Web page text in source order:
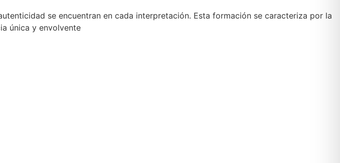
se encuentran en cada interpretación. Esta formación se caracteriza por la
única y envolvente